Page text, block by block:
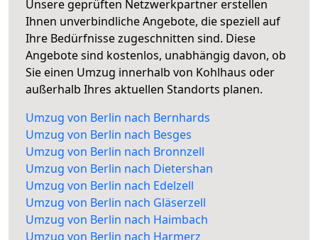
Unsere geprüften Netzwerkpartner erstellen
Ihnen unverbindliche Angebote, die speziell auf
Ihre Bedürfnisse zugeschnitten sind. Diese
Angebote sind kostenlos, unabhängig davon, ob
Sie einen Umzug innerhalb von Kohlhaus oder
außerhalb Ihres aktuellen Standorts planen.
Umzug von Berlin nach Bernhards
Umzug von Berlin nach Besges
Umzug von Berlin nach Bronnzell
Umzug von Berlin nach Dietershan
Umzug von Berlin nach Edelzell
Umzug von Berlin nach Gläserzell
Umzug von Berlin nach Haimbach
Umzug von Berlin nach Harmerz